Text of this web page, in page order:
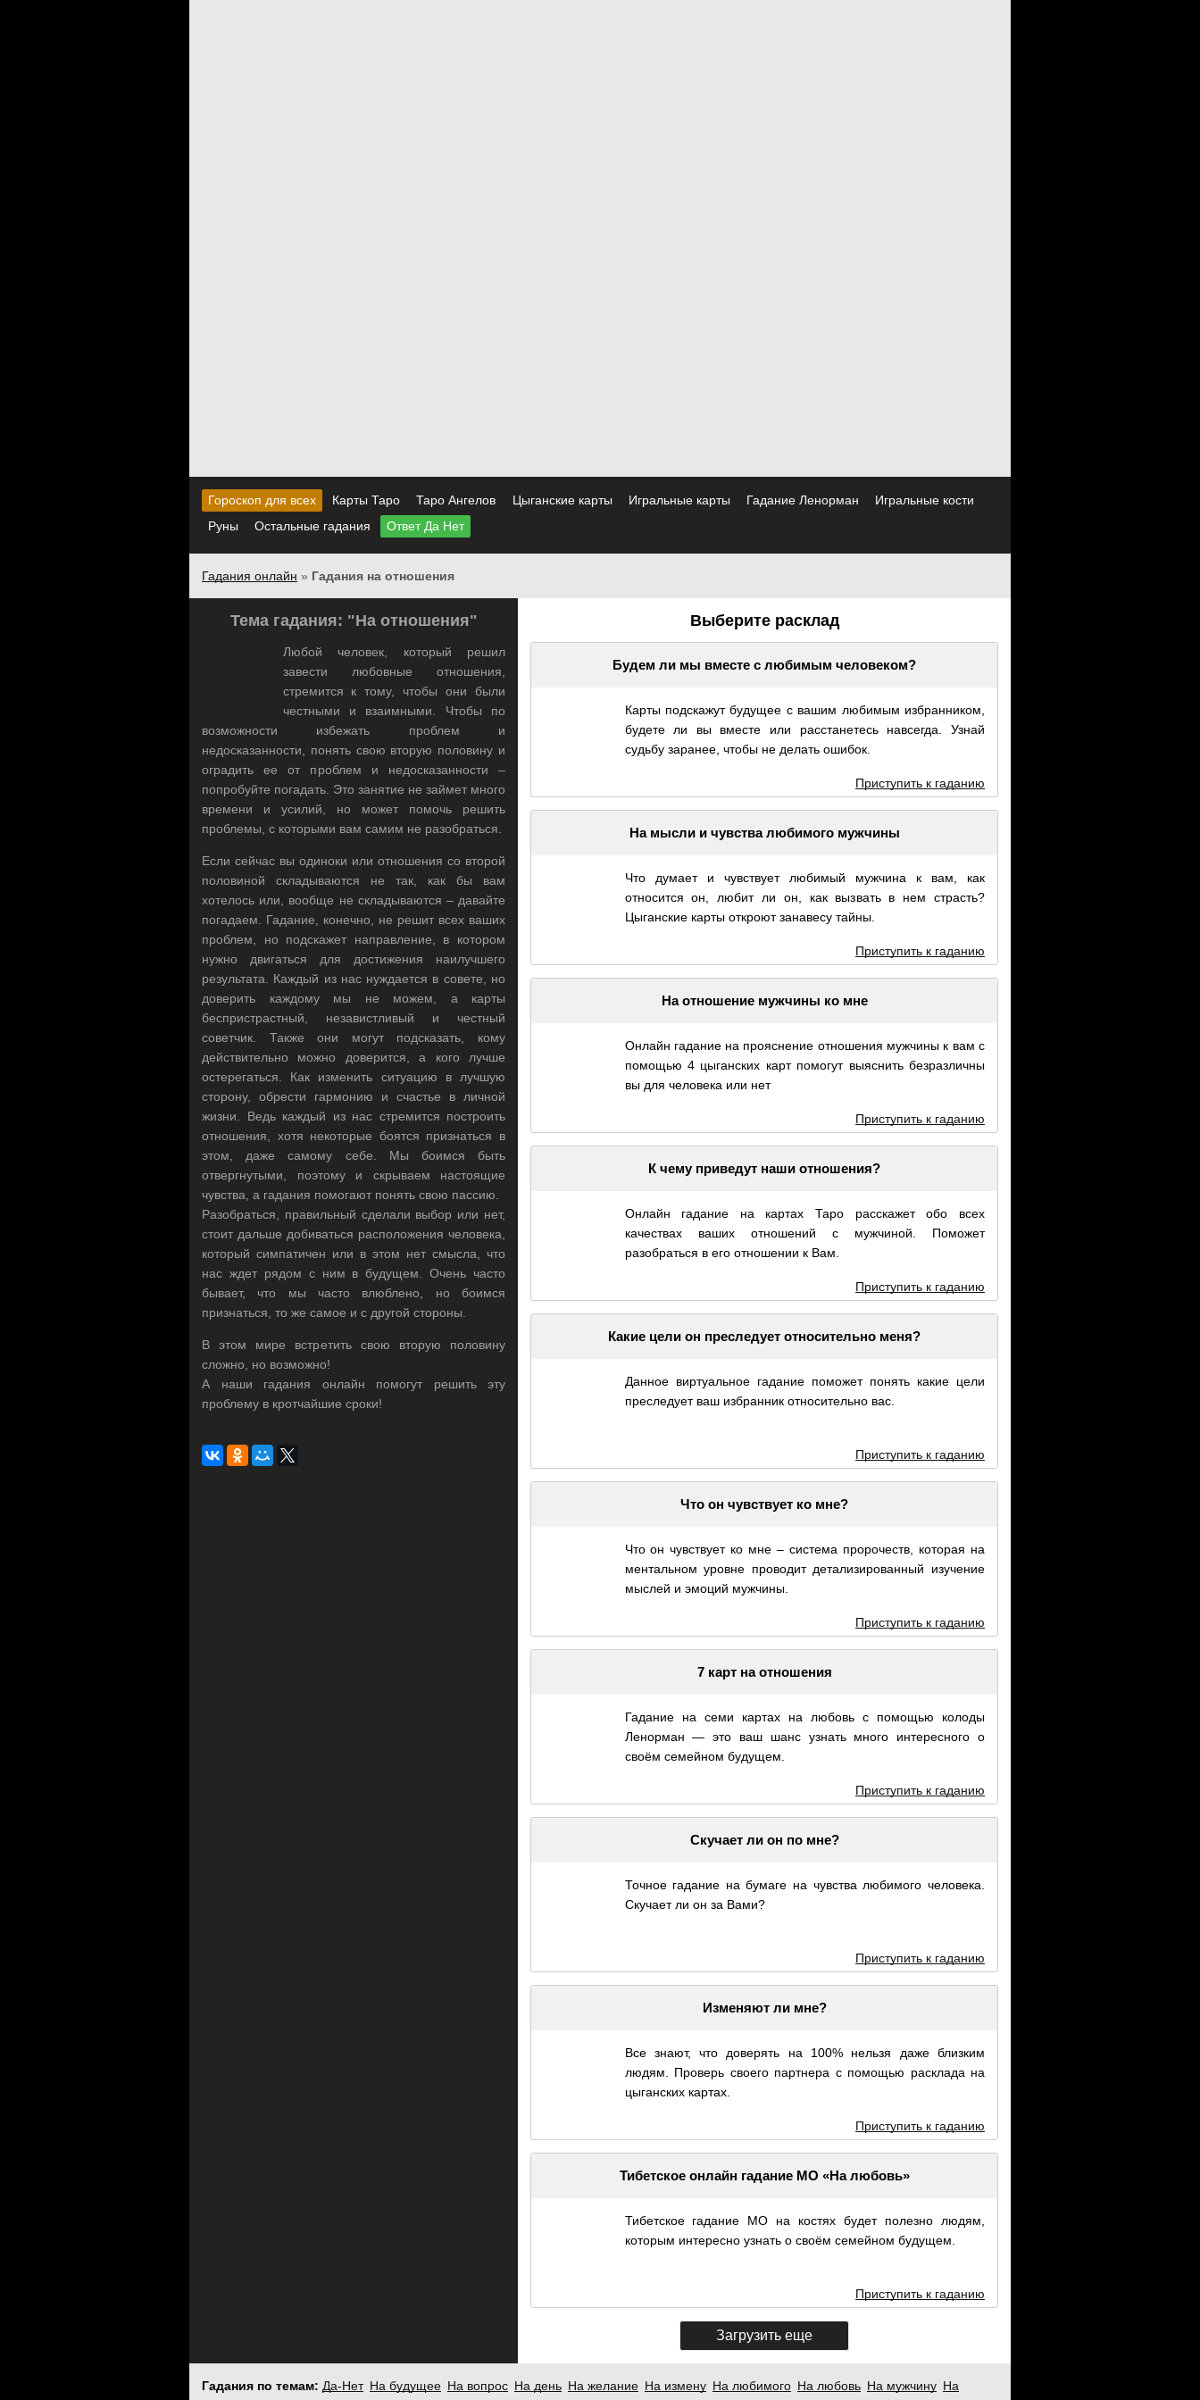
Гороскоп для всех Карты Таро Таро Ангелов Цыганские карты Игральные карты Гадание Ленорман
Игральные кости
Руны
Остальные гадания Ответ Да Нет
Гадания онлайн » Гадания на отношения
Тема гадания: "На отношения"
Любой человек, который решил
завести любовные отношения,
стремится к тому, чтобы они были
честными и взаимными. Чтобы по
возможности избежать проблем и
недосказанности, понять свою вторую половину и
оградить ее от проблем и недосказанности –
попробуйте погадать. Это занятие не займет много
времени и усилий, но может помочь решить
проблемы, с которыми вам самим не разобраться.
Если сейчас вы одиноки или отношения со второй
половиной складываются не так, как бы вам
хотелось или, вообще не складываются – давайте
погадаем. Гадание, конечно, не решит всех ваших
проблем, но подскажет направление, в котором
нужно двигаться для достижения наилучшего
результата. Каждый из нас нуждается в совете, но
доверить каждому мы не можем, а карты
беспристрастный, независтливый и честный
советчик. Также они могут подсказать, кому
действительно можно доверится, а кого лучше
остерегаться. Как изменить ситуацию в лучшую
сторону, обрести гармонию и счастье в личной
жизни. Ведь каждый из нас стремится построить
отношения, хотя некоторые боятся признаться в
этом, даже самому себе. Мы боимся быть
отвергнутыми, поэтому и скрываем настоящие
чувства, а гадания помогают понять свою пассию.
Разобраться, правильный сделали выбор или нет,
стоит дальше добиваться расположения человека,
который симпатичен или в этом нет смысла, что
нас ждет рядом с ним в будущем. Очень часто
бывает, что мы часто влюблено, но боимся
признаться, то же самое и с другой стороны.
В этом мире встретить свою вторую половину
сложно, но возможно!
А наши гадания онлайн помогут решить эту
проблему в кротчайшие сроки!
Выберите расклад
Будем ли мы вместе с любимым человеком?
Карты подскажут будущее с вашим любимым избранником,
будете ли вы вместе или расстанетесь навсегда. Узнай
судьбу заранее, чтобы не делать ошибок.
Приступить к гаданию
На мысли и чувства любимого мужчины
Что думает и чувствует любимый мужчина к вам, как
относится он, любит ли он, как вызвать в нем страсть?
Цыганские карты откроют занавесу тайны.
Приступить к гаданию
На отношение мужчины ко мне
Онлайн гадание на прояснение отношения мужчины к вам с
помощью 4 цыганских карт помогут выяснить безразличны
вы для человека или нет
Приступить к гаданию
К чему приведут наши отношения?
Онлайн гадание на картах Таро расскажет обо всех
качествах ваших отношений с мужчиной. Поможет
разобраться в его отношении к Вам.
Приступить к гаданию
Какие цели он преследует относительно меня?
Данное виртуальное гадание поможет понять какие цели
преследует ваш избранник относительно вас.
Приступить к гаданию
Что он чувствует ко мне?
Что он чувствует ко мне – система пророчеств, которая на
ментальном уровне проводит детализированный изучение
мыслей и эмоций мужчины.
Приступить к гаданию
7 карт на отношения
Гадание на семи картах на любовь с помощью колоды
Ленорман — это ваш шанс узнать много интересного о
своём семейном будущем.
Приступить к гаданию
Скучает ли он по мне?
Точное гадание на бумаге на чувства любимого человека.
Скучает ли он за Вами?
Приступить к гаданию
Изменяют ли мне?
Все знают, что доверять на 100% нельзя даже близким
людям. Проверь своего партнера с помощью расклада на
цыганских картах.
Приступить к гаданию
Тибетское онлайн гадание МО «На любовь»
Тибетское гадание МО на костях будет полезно людям,
которым интересно узнать о своём семейном будущем.
Приступить к гаданию
Загрузить еще
Гадания по темам: Да-Нет На будущее На вопрос На день На желание На измену На любимого На любовь На мужчину На